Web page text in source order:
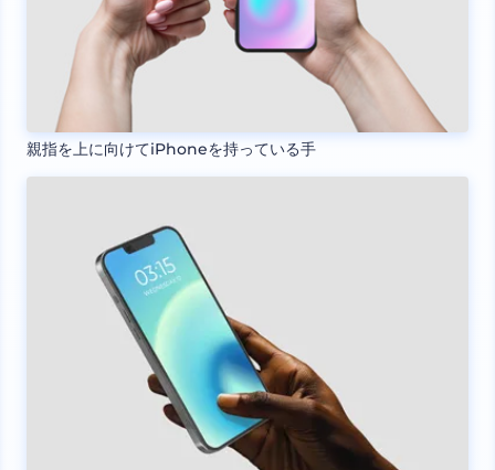
親指を上に向けてiPhoneを持っている手